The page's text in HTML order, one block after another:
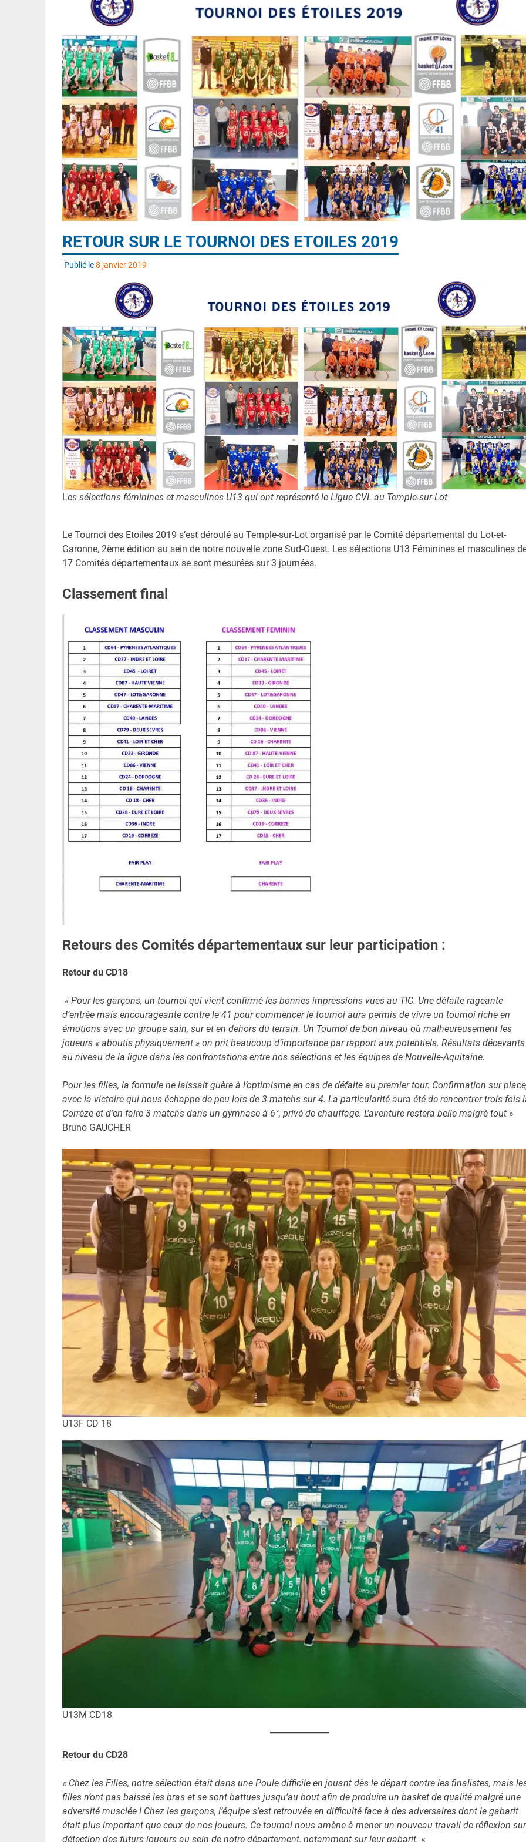
RETOUR SUR LE TOURNOI DES ETOILES 2019
Publié le8 janvier 2019
Les sélections féminines et masculines U13 qui ont représenté le Ligue CVL au Temple-sur-Lot
Le Tournoi des Etoiles 2019 s’est déroulé au Temple-sur-Lot organisé par le Comité départemental du Lot-et-
Garonne, 2ème édition au sein de notre nouvelle zone Sud-Ouest. Les sélections U13 Féminines et masculines
17 Comités départementaux se sont mesurées sur 3 journées.
Classement final
Retours des Comités départementaux sur leur participation :
Retour du CD18
« Pour les garçons, un tournoi qui vient confirmé les bonnes impressions vues au TIC. Une défaite rageante
d’entrée mais encourageante contre le 41 pour commencer le tournoi aura permis de vivre un tournoi riche en
émotions avec un groupe sain, sur et en dehors du terrain. Un Tournoi de bon niveau où malheureusement les
joueurs « aboutis physiquement » on prit beaucoup d’importance par rapport aux potentiels. Résultats décevants
au niveau de la ligue dans les confrontations entre nos sélections et les équipes de Nouvelle-Aquitaine.
Pour les filles, la formule ne laissait guère à l’optimisme en cas de défaite au premier tour. Confirmation sur
avec la victoire qui nous échappe de peu lors de 3 matchs sur 4. La particularité aura été de rencontrer trois fois
Corrèze et d’en faire 3 matchs dans un gymnase à 6°, privé de chauffage. L’aventure restera belle malgré tout»
Bruno GAUCHER
U13F CD 18
U13M CD18
Retour du CD28
« Chez les Filles, notre sélection était dans une Poule difficile en jouant dès le départ contre les finalistes, mais
filles n’ont pas baissé les bras et se sont battues jusqu’au bout afin de produire un basket de qualité malgré une
adversité musclée ! Chez les garçons, l’équipe s’est retrouvée en difficulté face à des adversaires dont le gabarit
était plus important que ceux de nos joueurs. Ce tournoi nous amène à mener un nouveau travail de réflexion
détection des futurs joueurs au sein de notre département, notamment sur leur gabarit. «